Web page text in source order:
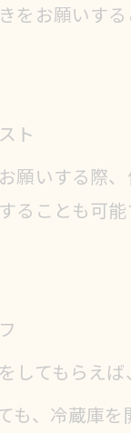
をお願いす
ト
願いする際
ることも可
してもらえ
も、冷蔵庫